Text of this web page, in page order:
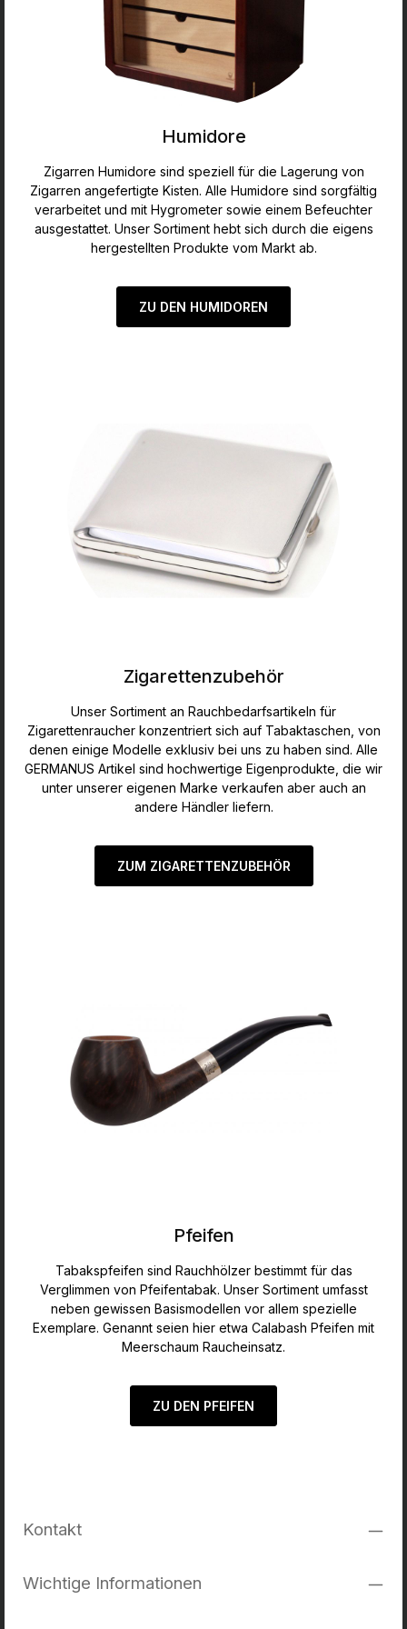
die verwendete Lederqualität neutral im
Geruch.Wichtig: Die Tabaktasche bietet genug Platz
für den Inhalt einer Standard Pouch Tabak.Das Leder
nimmt Kratzer und Abreibungen auf und entwickelt so
eine einmalige Patina. Dies ist ausdrücklich gewollt.
Leder ist ein Naturprodukt. Bei einem möglichst
Farbabweichungen von Einzelexemplaren möglich.
Jedes Etui ist ein Unikat. Wir bemühen uns, die
ca. 230 x 160 mmMaße geschlossen: ca. 160 x 80 x 24
mm2 InnentaschenVerschluss mit 2
Magnetverschlussknöpfen
Humidore
Zigarren Humidore sind speziell für die Lagerung von
Zigarren angefertigte Kisten. Alle Humidore sind sorgfältig
verarbeitet und mit Hygrometer sowie einem Befeuchter
ausgestattet. Unser Sortiment hebt sich durch die eigens
hergestellten Produkte vom Markt ab.
ZU DEN HUMIDOREN
Zigarettenzubehör
Unser Sortiment an Rauchbedarfsartikeln für
Zigarettenraucher konzentriert sich auf Tabaktaschen, von
denen einige Modelle exklusiv bei uns zu haben sind. Alle
GERMANUS Artikel sind hochwertige Eigenprodukte, die wir
unter unserer eigenen Marke verkaufen aber auch an
andere Händler liefern.
ZUM ZIGARETTENZUBEHÖR
Pfeifen
Tabakspfeifen sind Rauchhölzer bestimmt für das
Verglimmen von Pfeifentabak. Unser Sortiment umfasst
neben gewissen Basismodellen vor allem spezielle
Exemplare. Genannt seien hier etwa Calabash Pfeifen mit
Meerschaum Raucheinsatz.
ZU DEN PFEIFEN
Kontakt
Wichtige Informationen